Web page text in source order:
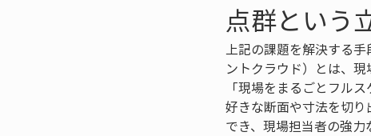
点群という
上記の課題を解決する手
ントクラウド）とは、
「現場をまるごとフル
好きな断面や寸法を切
でき、現場担当者の強力